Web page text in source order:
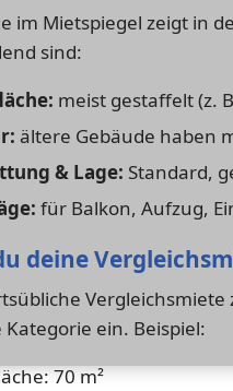
im Mietspiegel zeigt in
sind:
meist gestaffelt (z.
ältere Gebäude haben
& Lage: Standard,
für Balkon, Aufzug,
deine
Kategorie ein. Beispiel:
70 m²